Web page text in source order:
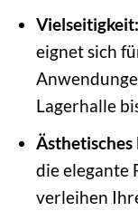
Vielseitigkeit:
eignet sich
Lagerhalle
Ästhetisches
die elegante
verleihen